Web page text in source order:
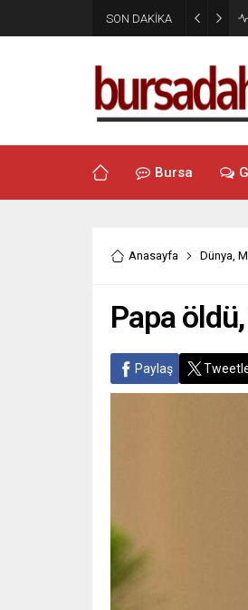
SON DAKİKA
Bursa
Anasayfa Dünya,
Papa
Paylaş